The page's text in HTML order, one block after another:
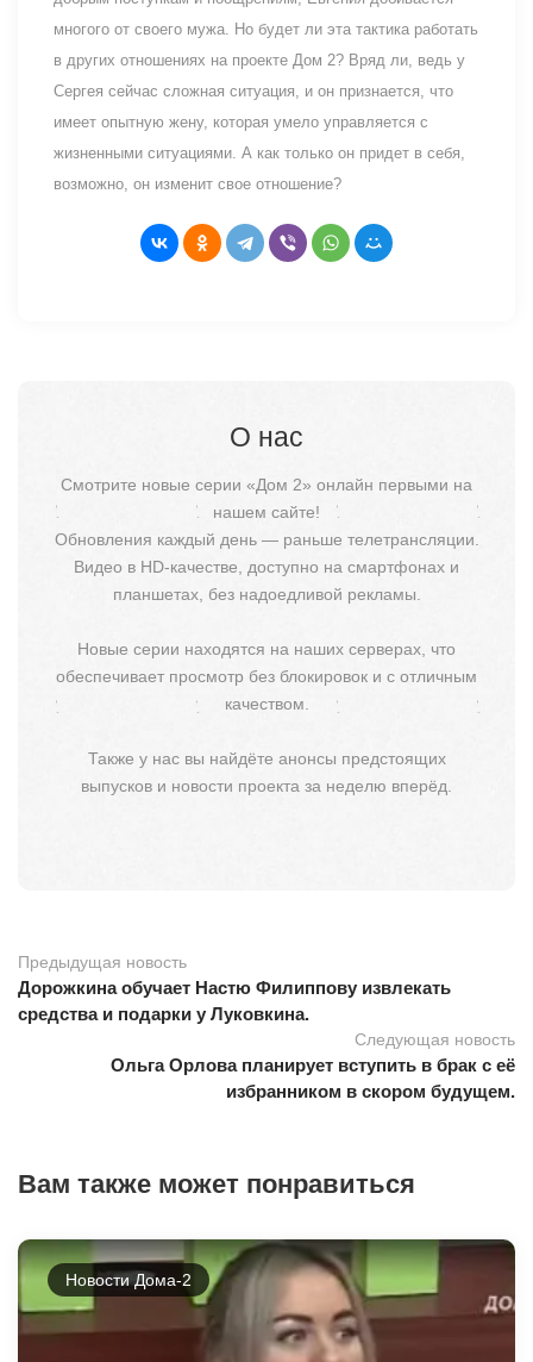
многого от своего мужа. Но будет ли эта тактика работать
в других отношениях на проекте Дом 2? Вряд ли, ведь у
Сергея сейчас сложная ситуация, и он признается, что
имеет опытную жену, которая умело управляется с
жизненными ситуациями. А как только он придет в себя,
возможно, он изменит свое отношение?
О нас
Смотрите новые серии «Дом 2» онлайн первыми на
нашем сайте!
Обновления каждый день — раньше телетрансляции.
Видео в HD-качестве, доступно на смартфонах и
планшетах, без надоедливой рекламы.
Новые серии находятся на наших серверах, что
обеспечивает просмотр без блокировок и с отличным
качеством.
Также у нас вы найдёте анонсы предстоящих
выпусков и новости проекта за неделю вперёд.
Предыдущая новость
Дорожкина обучает Настю Филиппову извлекать
средства и подарки у Луковкина.
Следующая новость
Ольга Орлова планирует вступить в брак с её
избранником в скором будущем.
Вам также может понравиться
Новости Дома-2